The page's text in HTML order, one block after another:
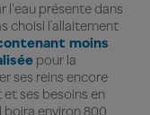
l'eau présente dans
choisi l’allaitement
moins
pour la
ses reins encore
ses besoins en
boira environ 800